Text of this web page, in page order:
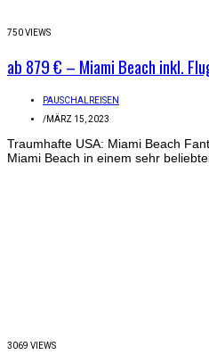
750 VIEWS
ab 879 € – Miami Beach inkl.
PAUSCHALREISEN
/MÄRZ 15, 2023
Traumhafte USA: Miami Beach
Miami Beach in einem sehr
3069 VIEWS